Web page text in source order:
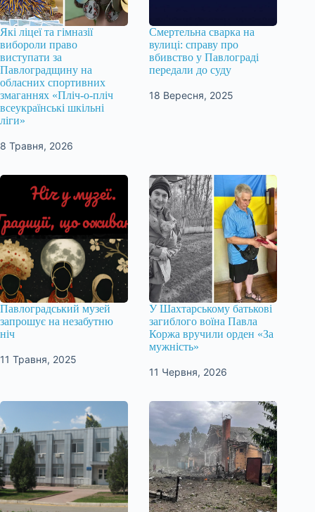
Які ліцеї та гімназії
вибороли право
виступати за
Павлоградщину на
обласних спортивних
змаганнях «Пліч-о-пліч
всеукраїнські шкільні
ліги»
8 Травня, 2026
Смертельна сварка на
вулиці: справу про
вбивство у Павлограді
передали до суду
18 Вересня, 2025
Павлоградський музей
запрошує на незабутню
ніч
11 Травня, 2025
У Шахтарському батькові
загиблого воїна Павла
Коржа вручили орден «За
мужність»
11 Червня, 2026